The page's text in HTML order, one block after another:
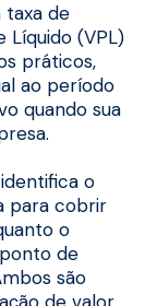
taxa de
(VPL)
práticos,
ao período
quando sua
o
para cobrir
o
de
são